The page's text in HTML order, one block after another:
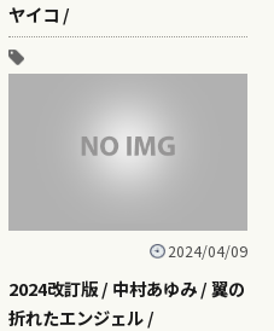
ヤイコ /
2024/04/09
2024改訂版 / 中村あゆみ / 翼の
折れたエンジェル /